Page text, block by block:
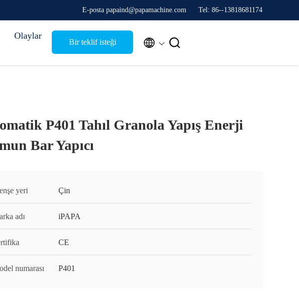
E-posta papaind@papamachine.com Tel: 86--13818681174
Olaylar
Bir teklif isteği  
P401 Tahıl Granola Yapış Enerji
Bar Yapıcı
yeri Çin
adı iPAPA
CE
numarası P401